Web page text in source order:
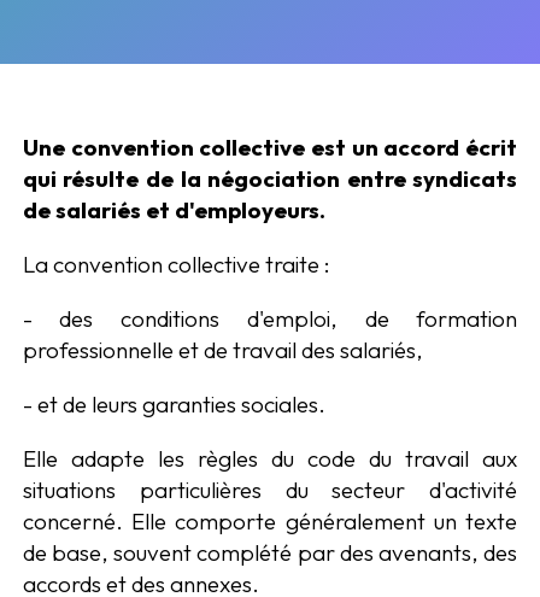
Une convention collective est un accord écrit
qui résulte de la négociation entre syndicats
de salariés et d'employeurs.
La convention collective traite :
- des conditions d'emploi, de formation
professionnelle et de travail des salariés,
- et de leurs garanties sociales.
Elle adapte les règles du code du travail aux
situations particulières du secteur d'activité
concerné. Elle comporte généralement un texte
de base, souvent complété par des avenants, des
accords et des annexes.